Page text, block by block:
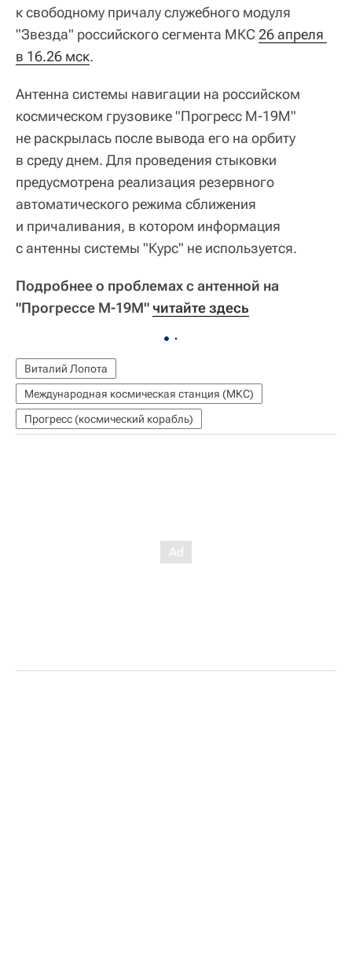
к свободному причалу служебного модуля
"Звезда" российского сегмента МКС 26 апреля
в 16.26 мск.
Антенна системы навигации на российском
космическом грузовике "Прогресс М-19М"
не раскрылась после вывода его на орбиту
в среду днем. Для проведения стыковки
предусмотрена реализация резервного
автоматического режима сближения
и причаливания, в котором информация
с антенны системы "Курс" не используется.
Подробнее о проблемах с антенной на
"Прогрессе М-19М" читайте здесь
Виталий Лопота
Международная космическая станция (МКС)
Прогресс (космический корабль)